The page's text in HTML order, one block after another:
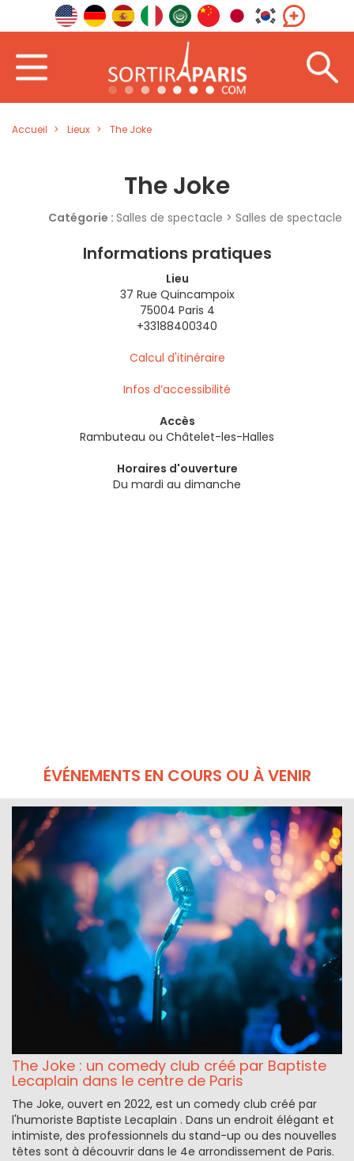
Accueil Lieux The Joke
The Joke
Catégorie : Salles de spectacle > Salles de spectacle
Informations pratiques
Lieu
37 Rue Quincampoix
75004 Paris 4
+33188400340
Calcul d'itinéraire
Infos d’accessibilité
Accès
Rambuteau ou Châtelet-les-Halles
Horaires d'ouverture
Du mardi au dimanche
ÉVÉNEMENTS EN COURS OU À VENIR
The Joke : un comedy club créé par Baptiste
Lecaplain dans le centre de Paris
The Joke, ouvert en 2022, est un comedy club créé par
l'humoriste Baptiste Lecaplain . Dans un endroit élégant et
intimiste, des professionnels du stand-up ou des nouvelles
têtes sont à découvrir dans le 4e arrondissement de Paris.